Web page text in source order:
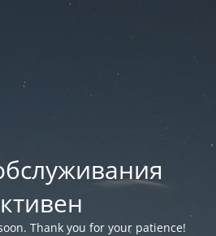
Thank you for your patience!